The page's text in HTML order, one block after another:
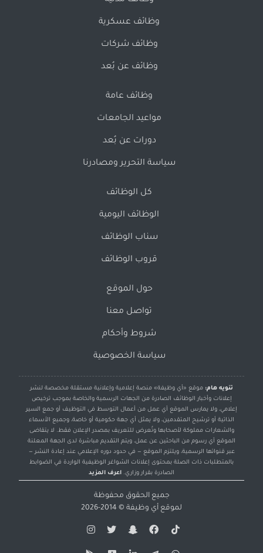
وظائف عسكرية
وظائف شركات
وظائف عن بُعد
وظائف عامة
مواعيد الجامعات
دورات عن بُعد
سياسة التحرير ومصادرنا
كل الوظائف
الوظائف اليومية
سناب الوظائف
قروب الوظائف
حول الموقع
تواصل معنا
شروط وأحكام
سياسة الخصوصية
تنويه هام: موقع «أي وظيفة» منصة إعلامية وإعلانية مستقلة مخصصة لنشر
إعلانات وأخبار الوظائف الصادرة من الجهات الرسمية والخاصة بموجب ترخيص
إعلامي، ولا يمارس الموقع أي عمل من أعمال التوسط في التوظيف أو جمع السير
الذاتية أو ترشيح المتقدمين، ولا يمثل أي جهة حكومية أو خاصة، وجميع الأسماء
والشعارات مملوكة لأصحابها وتُعرض للتعريف بمصدر الإعلان فقط. لا يتقاضى
الموقع أي رسوم من الباحثين عن عمل، ويتم التقديم مباشرة لدى الجهة المعلنة
عبر قنواتها الرسمية، ويلتزم الموقع — في حدود دوره الإعلامي عند إعادة النشر —
بالمتطلبات ذات الصلة بمحتوى إعلانات الشواغر الوظيفية الواردة في الضوابط
الصادرة بقرار وزاري. اعرف المزيد
جميع الحقوق محفوظة
لموقع أي وظيفة © 2014-2026